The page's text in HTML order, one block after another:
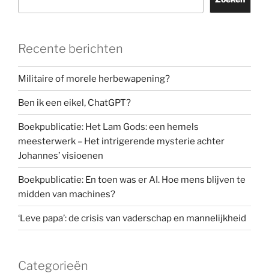
Recente berichten
Militaire of morele herbewapening?
Ben ik een eikel, ChatGPT?
Boekpublicatie: Het Lam Gods: een hemels
meesterwerk – Het intrigerende mysterie achter
Johannes’ visioenen
Boekpublicatie: En toen was er AI. Hoe mens blijven te
midden van machines?
‘Leve papa’: de crisis van vaderschap en mannelijkheid
Categorieën